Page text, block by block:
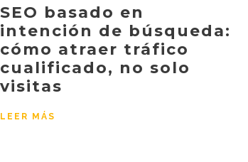
SEO basado en
intención de búsqueda:
cómo atraer tráfico
cualificado, no solo
visitas
LEER MÁS